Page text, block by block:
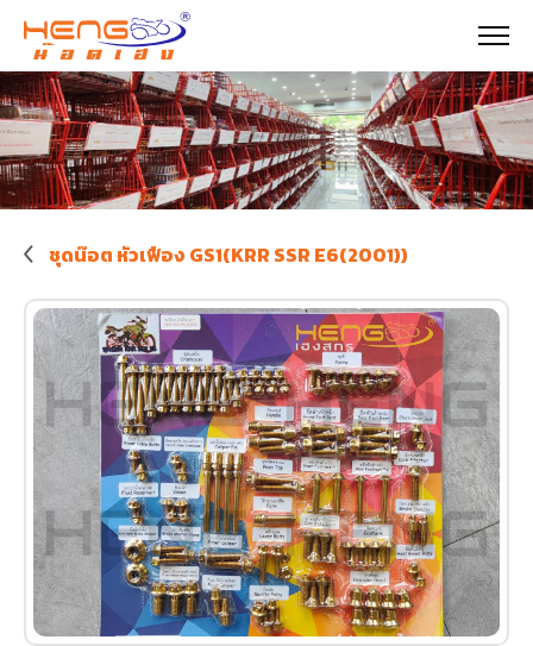
ชุดน๊อต หัวเฟือง GS1(KRR SSR E6(2001))